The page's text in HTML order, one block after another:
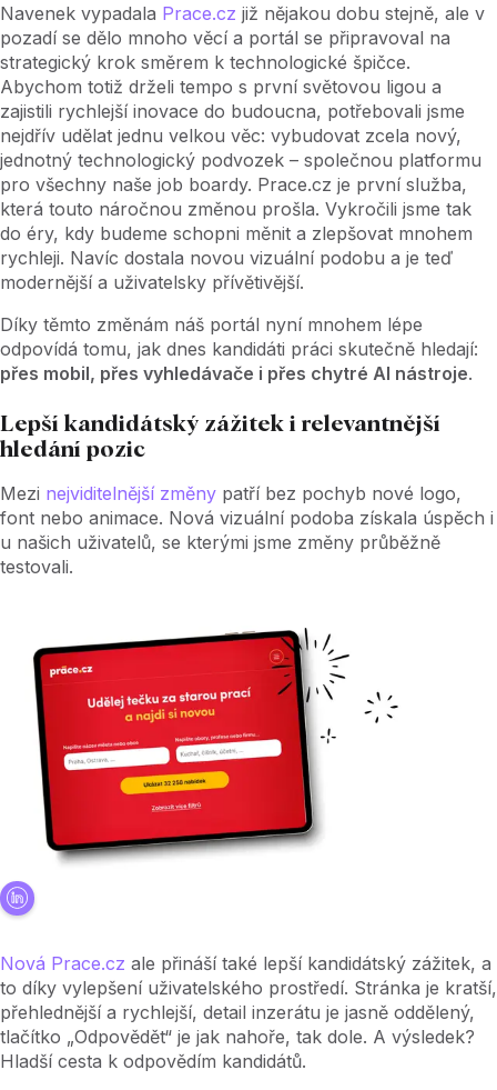
Navenek vypadala Prace.cz již nějakou dobu stejně, ale v
pozadí se dělo mnoho věcí a portál se připravoval na
strategický krok směrem k technologické špičce.
Abychom totiž drželi tempo s první světovou ligou a
zajistili rychlejší inovace do budoucna, potřebovali jsme
nejdřív udělat jednu velkou věc: vybudovat zcela nový,
jednotný technologický podvozek – společnou platformu
pro všechny naše job boardy. Prace.cz je první služba,
která touto náročnou změnou prošla. Vykročili jsme tak
do éry, kdy budeme schopni měnit a zlepšovat mnohem
rychleji. Navíc dostala novou vizuální podobu a je teď
modernější a uživatelsky přívětivější.
Díky těmto změnám náš portál nyní mnohem lépe
odpovídá tomu, jak dnes kandidáti práci skutečně hledají:
přes mobil, přes vyhledávače i přes chytré AI nástroje.
Lepší kandidátský zážitek i relevantnější
hledání pozic
Mezi nejviditelnější změny patří bez pochyb nové logo,
font nebo animace. Nová vizuální podoba získala úspěch i
u našich uživatelů, se kterými jsme změny průběžně
testovali.
Nová Prace.cz ale přináší také lepší kandidátský zážitek, a
to díky vylepšení uživatelského prostředí. Stránka je kratší,
přehlednější a rychlejší, detail inzerátu je jasně oddělený,
tlačítko „Odpovědět“ je jak nahoře, tak dole. A výsledek?
Hladší cesta k odpovědím kandidátů.